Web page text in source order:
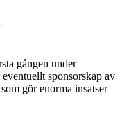
gången under
sponsorskap av
gör enorma insatser